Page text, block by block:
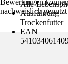
Alle
Ausführung
Trockenfutter
EAN
Bewertungen
nachweislich